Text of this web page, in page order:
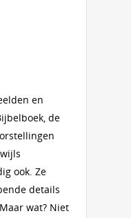
en
de
ook. Ze
details
wat? Niet